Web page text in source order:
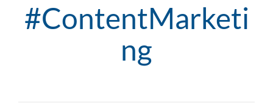
#ContentMarketi
ng